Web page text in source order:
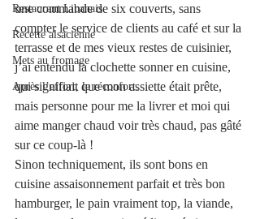
Restaurant Libanais
Recette alsacienne
Mets au fromage
Après l’effort, le réconfort.
une commande de six couverts, sans
compter le service de clients au café et sur la
terrasse et de mes vieux restes de cuisinier,
j’ai entendu la clochette sonner en cuisine,
qui signifiait que mon assiette était prête,
mais personne pour me la livrer et moi qui
aime manger chaud voir très chaud, pas gâté
sur ce coup-là !
Sinon techniquement, ils sont bons en
cuisine assaisonnement parfait et très bon
hamburger, le pain vraiment top, la viande,